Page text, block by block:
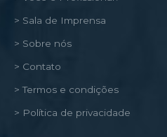
> Sala de Imprensa
> Sobre nós
> Contato
> Termos e condições
> Política de privacidade